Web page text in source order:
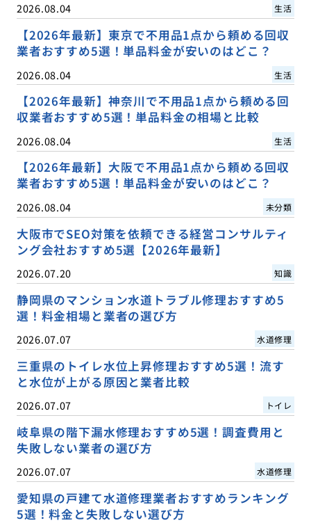
2026.08.04 生活
【2026年最新】東京で不用品1点から頼める回収
業者おすすめ5選！単品料金が安いのはどこ？
2026.08.04 生活
【2026年最新】神奈川で不用品1点から頼める回
収業者おすすめ5選！単品料金の相場と比較
2026.08.04 生活
【2026年最新】大阪で不用品1点から頼める回収
業者おすすめ5選！単品料金が安いのはどこ？
2026.08.04 未分類
大阪市でSEO対策を依頼できる経営コンサルティ
ング会社おすすめ5選【2026年最新】
2026.07.20 知識
静岡県のマンション水道トラブル修理おすすめ5
選！料金相場と業者の選び方
2026.07.07 水道修理
三重県のトイレ水位上昇修理おすすめ5選！流す
と水位が上がる原因と業者比較
2026.07.07 トイレ
岐阜県の階下漏水修理おすすめ5選！調査費用と
失敗しない業者の選び方
2026.07.07 水道修理
愛知県の戸建て水道修理業者おすすめランキング
5選！料金と失敗しない選び方